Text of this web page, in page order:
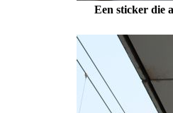
Een sticker die